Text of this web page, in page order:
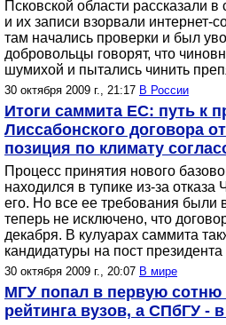
Псковской области рассказали
и их записи взорвали интернет-
там начались проверки и был
добровольцы говорят, что
шумихой и пытались чинить
30 октября 2009 г., 21:17 В России
Итоги саммита ЕС: путь к
Лиссабонского договора
позиция по климату
Процесс принятия нового
находился в тупике из-за
его. Но все ее требования были
теперь не исключено, что
декабря. В кулуарах саммита
кандидатуры на пост
30 октября 2009 г., 20:07 В мире
МГУ попал в первую сотню
рейтинга вузов, а СПбГУ -